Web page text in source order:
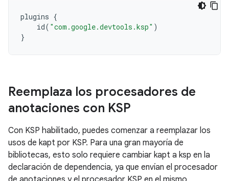
plugins {
id( "com.google.devtools.ksp" )
}
Reemplaza los procesadores de
anotaciones con KSP
Con KSP habilitado, puedes comenzar a reemplazar los
usos de kapt por KSP. Para una gran mayoría de
bibliotecas, esto solo requiere cambiar kapt a ksp en la
declaración de dependencia, ya que envían el procesador